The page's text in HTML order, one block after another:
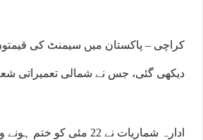
کراچی – پاکستان میں سیمنٹ کی
دیکھی گئی، جس نے شمالی تعمیراتی
ادارہ شماریات نے 22 مئی